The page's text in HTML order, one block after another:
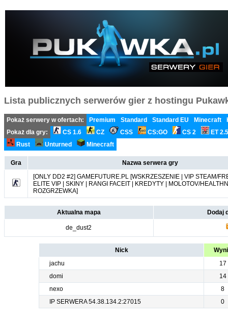
Lista publicznych serwerów gier z hostingu
Pokaż serwery w ofertach: Premium Standard Standard EU Minecraft
Pokaż dla gry:
CS 1.6 CZ CSS CS:GO CS 2
ET
Rust
Unturned Minecraft
Gra
Nazwa serwera gry
[ONLY DD2 #2] GAMEFUTURE.PL [WSKRZESZENIE | VIP STEAM/
ELITE VIP | SKINY | RANGI FACEIT | KREDYTY | MOLOTOV/
ROZGRZEWKA]
Aktualna mapa Dodaj
de_dust2
Nick
jachu
17
domi
14
nexo
8
IP SERWERA 54.38.134.2:27015
0